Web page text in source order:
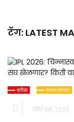
टॅग: LATEST
क्रीडा ताज्या बातम्या
मार्च 28, 2026